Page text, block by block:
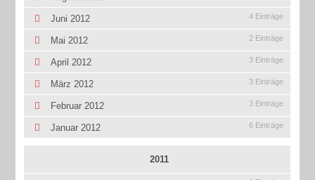
Juni 2012 4 Einträge
Mai 2012 2 Einträge
April 2012 3 Einträge
März 2012 3 Einträge
Februar 2012 3 Einträge
Januar 2012 6 Einträge
2011